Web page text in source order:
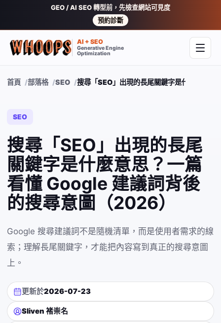
GEO / AI SEO 轉型前，先檢查網站可見度
預約診斷
AI + SEO
Generative Engine
Optimization
開啟
首頁 部落格 SEO 搜尋「SEO」出現的長尾關鍵字是什麼意思
SEO
搜尋「SEO」出現的長尾
關鍵字是什麼意思？一篇
看懂 Google 建議詞背後
的搜尋意圖（2026）
Google 搜尋建議詞不是隨機清單，而是使用者需求的線
索；理解長尾關鍵字，才能把內容寫到真正的搜尋意圖
上。
更新於2026-07-23
Sliven 褚崇名